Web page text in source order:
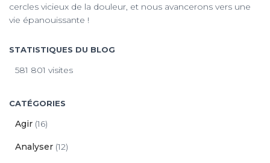
cercles vicieux de la douleur, et nous avancerons vers une
vie épanouissante !
STATISTIQUES DU BLOG
581 801 visites
CATÉGORIES
Agir (16)
Analyser (12)